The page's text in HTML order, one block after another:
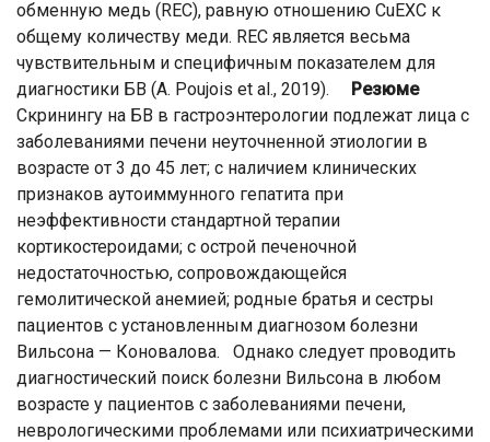
обменную медь (REC), равную отношению CuEXC к
общему количеству меди. REC является весьма
чувствительным и специфичным показателем для
диагностики БВ (А. Poujois et al., 2019). Резюме
Скринингу на БВ в гастроэнтерологии подлежат лица с
заболеваниями печени неуточненной этиологии в
возрасте от 3 до 45 лет; с наличием клинических
признаков аутоиммунного гепатита при
неэффективности стандартной терапии
кортикостероидами; с острой печеночной
недостаточностью, сопровождающейся
гемолитической анемией; родные братья и сестры
пациентов с установленным диагнозом болезни
Вильсона — Коновалова. Однако следует проводить
диагностический поиск болезни Вильсона в любом
возрасте у пациентов с заболеваниями печени,
неврологическими проблемами или психиатрическими